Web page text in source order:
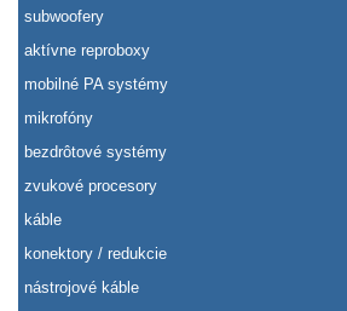
subwoofery
aktívne reproboxy
mobilné PA systémy
mikrofóny
bezdrôtové systémy
zvukové procesory
káble
konektory / redukcie
nástrojové káble